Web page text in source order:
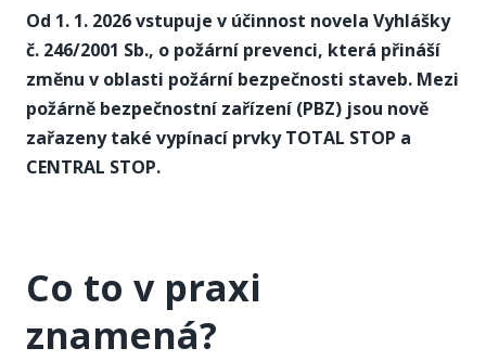
Od 1. 1. 2026 vstupuje v účinnost novela Vyhlášky
č. 246/2001 Sb., o požární prevenci, která přináší
změnu v oblasti požární bezpečnosti staveb. Mezi
požárně bezpečnostní zařízení (PBZ) jsou nově
zařazeny také vypínací prvky TOTAL STOP a
CENTRAL STOP.
Co to v praxi
znamená?